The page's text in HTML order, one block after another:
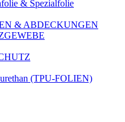
& Spezialfolie
& ABDECKUNGEN
(TPU-FOLIEN)